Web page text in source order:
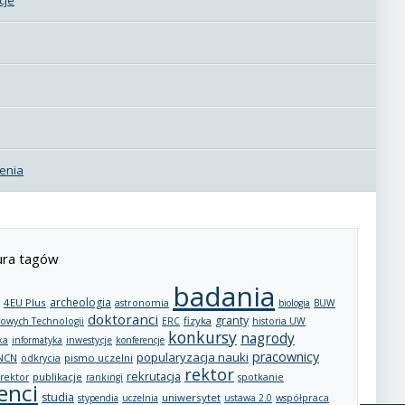
tagów
4EU Plus archeologia astronomia badania biologia BUW
Technologii doktoranci ERC fizyka granty historia UW
informatyka inwestycje konferencje konkursy nagrody
odkrycia pismo uczelni popularyzacja nauki pracownicy
publikacje rankingi rekrutacja rektor spotkanie
studia stypendia uczelnia uniwersytet ustawa 2.0 współpraca